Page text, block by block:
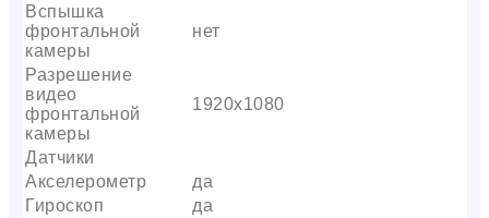
Вспышка
фронтальной
камеры
нет
Разрешение
видео
фронтальной
камеры
1920х1080
Датчики
Акселерометр
да
Гироскоп
да